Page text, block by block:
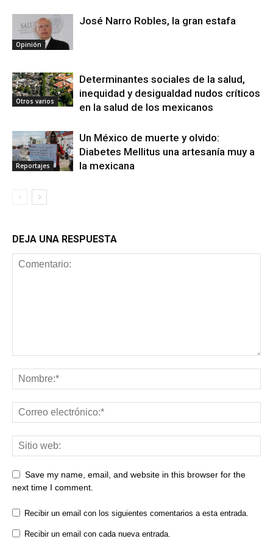
Opinión
José Narro Robles, la gran estafa
Otros varios
Determinantes sociales de la salud,
inequidad y desigualdad nudos críticos
en la salud de los mexicanos
Reportajes
Un México de muerte y olvido:
Diabetes Mellitus una artesanía muy a
la mexicana
DEJA UNA RESPUESTA
Save my name, email, and website in this browser for the
next time I comment.
Recibir un email con los siguientes comentarios a esta entrada.
Recibir un email con cada nueva entrada.